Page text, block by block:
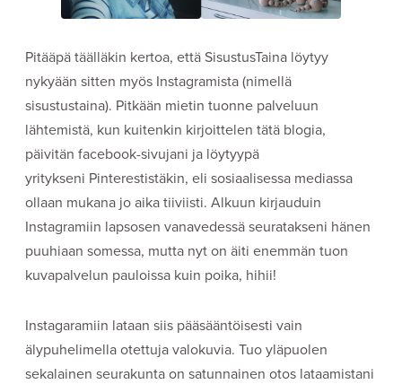
Pitääpä täälläkin kertoa, että SisustusTaina löytyy
nykyään sitten myös Instagramista (nimellä
sisustustaina). Pitkään mietin tuonne palveluun
lähtemistä, kun kuitenkin kirjoittelen tätä blogia,
päivitän facebook-sivujani ja löytyypä
yritykseni Pinterestistäkin, eli sosiaalisessa mediassa
ollaan mukana jo aika tiiviisti. Alkuun kirjauduin
Instagramiin lapsosen vanavedessä seuratakseni hänen
puuhiaan somessa, mutta nyt on äiti enemmän tuon
kuvapalvelun pauloissa kuin poika, hihii!
Instagaramiin lataan siis pääsääntöisesti vain
älypuhelimella otettuja valokuvia. Tuo yläpuolen
sekalainen seurakunta on satunnainen otos lataamistani